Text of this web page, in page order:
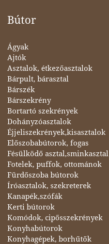
Bútor
Ágyak
Ajtók
Asztalok, étkezőasztalok
Bárpult, bárasztal
Bárszék
Bárszekrény
Bortartó szekrények
Dohányzóasztalok
Éjjeliszekrények,kisasztalok
Előszobabútorok, fogas
Fésülködő asztal,sminkasztal
Fotelek, puffok, ottománok
Fürdőszoba bútorok
Íróasztalok, szekreterek
Kanapék,szófák
Kerti bútorok
Komódok, cipősszekrények
Konyhabútorok
Konyhagépek, borhűtők